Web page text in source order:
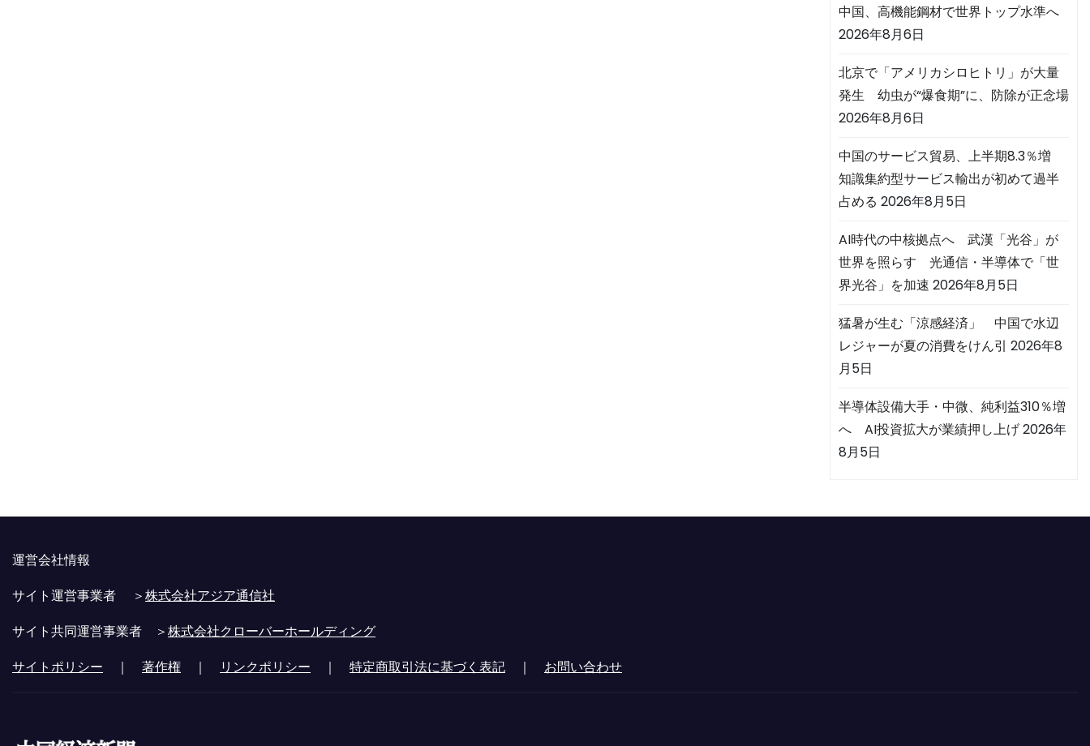
中国、高機能鋼材で世界トップ水準へ
2026年8月6日
北京で「アメリカシロヒトリ」が大量
発生 幼虫が“爆食期”に、防除が正念場
2026年8月6日
中国のサービス貿易、上半期8.3％増
知識集約型サービス輸出が初めて過半
占める 2026年8月5日
AI時代の中核拠点へ 武漢「光谷」が
世界を照らす 光通信・半導体で「世
界光谷」を加速 2026年8月5日
猛暑が生む「涼感経済」 中国で水辺
レジャーが夏の消費をけん引 2026年8
月5日
半導体設備大手・中微、純利益310％増
へ AI投資拡大が業績押し上げ2026年
8月5日
運営会社情報
サイト運営事業者 ＞株式会社アジア通信社
サイト共同運営事業者 ＞株式会社クローバーホールディング
サイトポリシー ｜ 著作権 ｜ リンクポリシー ｜ 特定商取引法に基づく表記 ｜ お問い合わせ